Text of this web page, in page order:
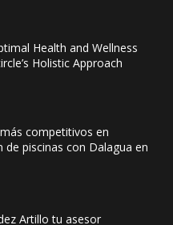
Health and Wellness
Holistic Approach
competitivos en
de piscinas con Dalagua en
Artillo tu asesor